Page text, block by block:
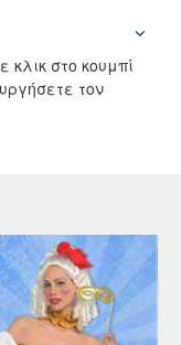
κλικ στο κουμπί
τον